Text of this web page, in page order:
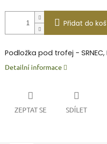
Přidat do
Podložka pod trofej - SRNEC,
Detailní informace
ZEPTAT SE SDÍLET